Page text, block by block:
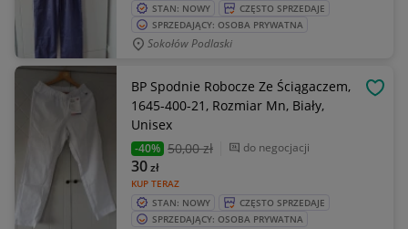
STAN: NOWY
CZĘSTO SPRZEDAJE
SPRZEDAJĄCY: OSOBA PRYWATNA
Sokołów Podlaski
BP Spodnie Robocze Ze Ściągaczem,
1645-400-21, Rozmiar Mn, Biały,
Unisex
-40% 50,00 zł do negocjacji
KUP TERAZ
30zł
STAN: NOWY
CZĘSTO SPRZEDAJE
SPRZEDAJĄCY: OSOBA PRYWATNA